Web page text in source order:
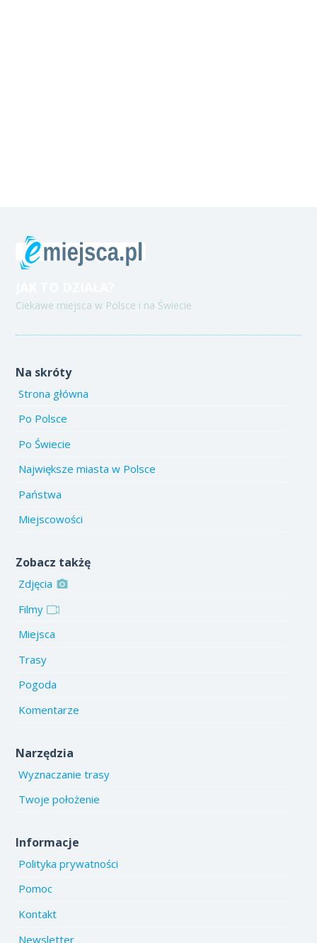
Ciekawe miejsca w Polsce i na Świecie
Na skróty
Strona główna
Po Polsce
Po Świecie
Największe miasta w Polsce
Państwa
Miejscowości
Zobacz takżę
Zdjęcia
Filmy
Miejsca
Trasy
Pogoda
Komentarze
Narzędzia
Wyznaczanie trasy
Twoje położenie
Informacje
Polityka prywatności
Pomoc
Kontakt
Newsletter